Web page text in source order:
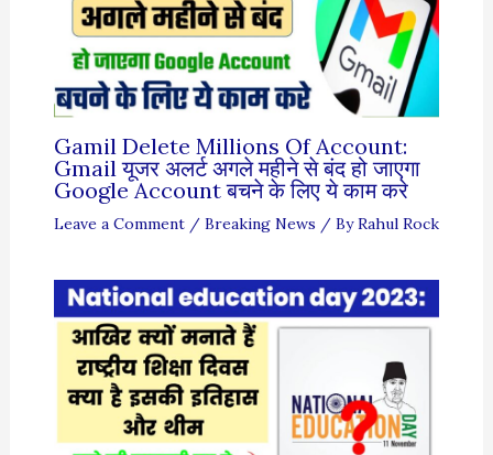
Gamil Delete Millions Of Account:
Gmail यूजर अलर्ट अगले महीने से बंद हो जाएगा
Google Account बचने के लिए ये काम करे
Leave a Comment / Breaking News / ByRahul Rock